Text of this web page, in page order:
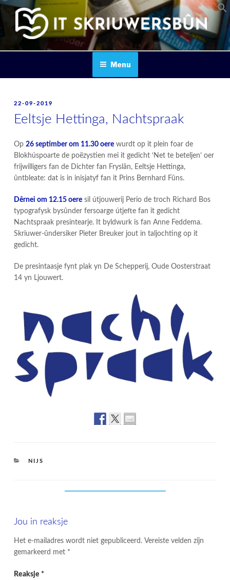
Skip
content
IT SKRIUWERSBOUN
Menu
POSTED
22-09-2019
Eeltsje Hettinga, ​Nachtspraak
Op 26 septimber om 11.30 oere wurdt op it plein foar de
Blokhúspoarte de poëzystien mei it gedicht ‘Net te beteljen’ oer
frijwilligers fan de Dichter fan Fryslân, Eeltsje Hettinga,
ûntbleate: dat is in inisjatyf fan it Prins Bernhard Fûns.
Dêrnei om 12.15 oere sil útjouwerij Perio de troch Richard Bos
typografysk bysûnder fersoarge útjefte fan it gedicht
Nachtspraak presintearje. It byldwurk is fan Anne Feddema.
Skriuwer-ûndersiker Pieter Breuker jout in taljochting op it
gedicht.
De presintaasje fynt plak yn De Schepperij, Oude Oosterstraat
14 yn Ljouwert.
CATEGORIES
NIJS
Jou in reaksje
Het e-mailadres wordt niet gepubliceerd. Vereiste velden zijn
gemarkeerd met *
Reaksje *